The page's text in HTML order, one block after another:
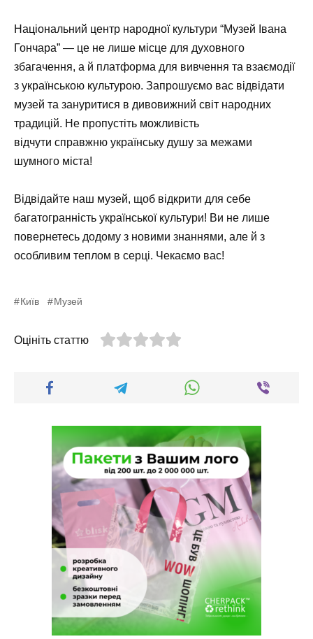
Національний центр народної культури “Музей Івана
Гончара” — це не лише місце для духовного
збагачення, а й платформа для вивчення та взаємодії
з українською культурою. Запрошуємо вас відвідати
музей та зануритися в дивовижний світ народних
традицій. Не пропустіть можливість
відчути справжню українську душу за межами
шумного міста!
Відвідайте наш музей, щоб відкрити для себе
багатогранність української культури! Ви не лише
повернетесь додому з новими знаннями, але й з
особливим теплом в серці. Чекаємо вас!
Київ Музей
Оцініть статтю